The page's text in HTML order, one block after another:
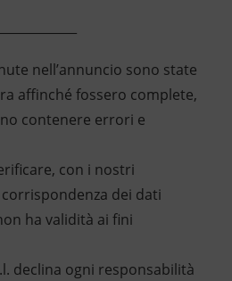
nell’annuncio sono state
affinché fossero complete,
contenere errori e
con i nostri
dei dati
ha validità ai fini
declina ogni responsabilità